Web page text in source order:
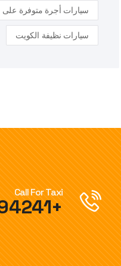
سيارات أجرة متوفرة
سيارات نظيفة الكويت
Call For Taxi
+96569694241